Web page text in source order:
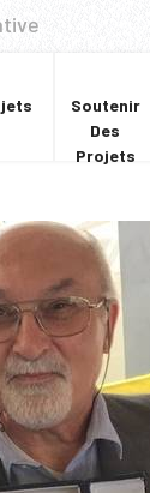
Soutenir
Des
Projets